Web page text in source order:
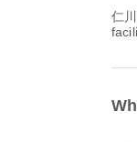
仁川国際空港 offers Wheelchair, Prayer Room, Duty Free Shop and many other amenities to enhance your travel experience. You can check detailed information about